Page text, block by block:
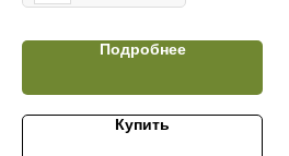
Подробнее
Купить